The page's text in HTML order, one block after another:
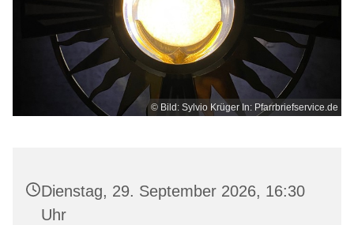
© Bild: Sylvio Krüger In: Pfarrbriefservice.de
Dienstag, 29. September 2026, 16:30
Uhr